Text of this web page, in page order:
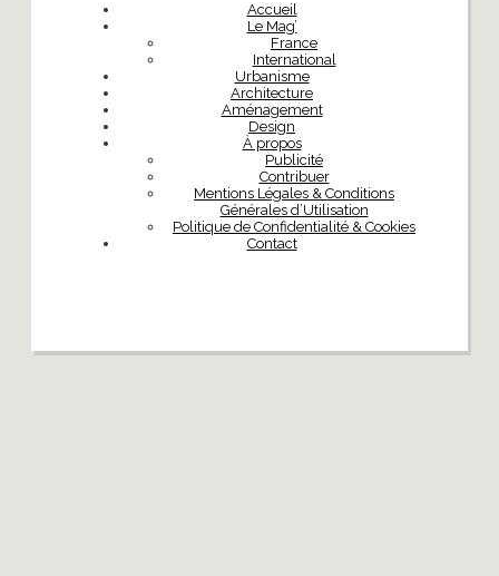
Accueil
Le Mag’
France
International
Urbanisme
Architecture
Aménagement
Design
À propos
Publicité
Contribuer
Mentions Légales & Conditions
Générales d’Utilisation
Politique de Confidentialité & Cookies
Contact